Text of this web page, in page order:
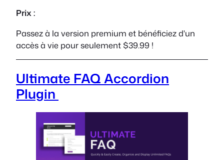
Prix :
Passez à la version premium et bénéficiez d'un
accès à vie pour seulement $39.99 !
Ultimate FAQ Accordion
Plugin